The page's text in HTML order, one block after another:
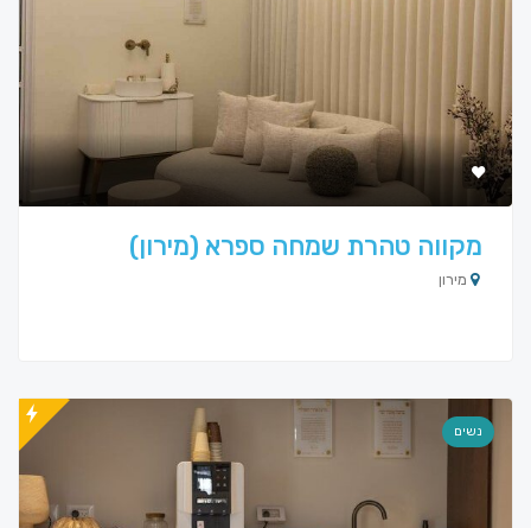
מקווה טהרת שמחה ספרא (מירון)
מירון
נשים